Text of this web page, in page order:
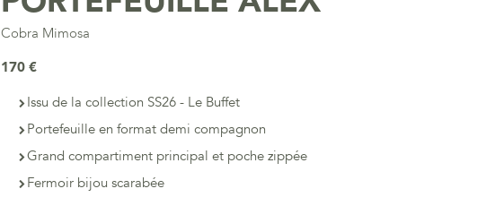
Cobra Mimosa
170 €
Issu de la collection SS26 - Le Buffet
Portefeuille en format demi compagnon
Grand compartiment principal et poche zippée
Fermoir bijou scarabée